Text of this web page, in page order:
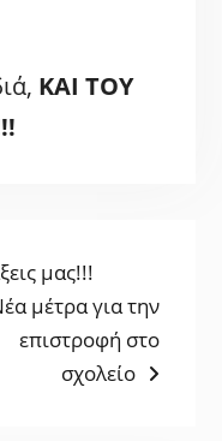
ΚΑΙ ΤΟΥ
μας!!!
post:
μέτρα για την
επιστροφή στο
σχολείο